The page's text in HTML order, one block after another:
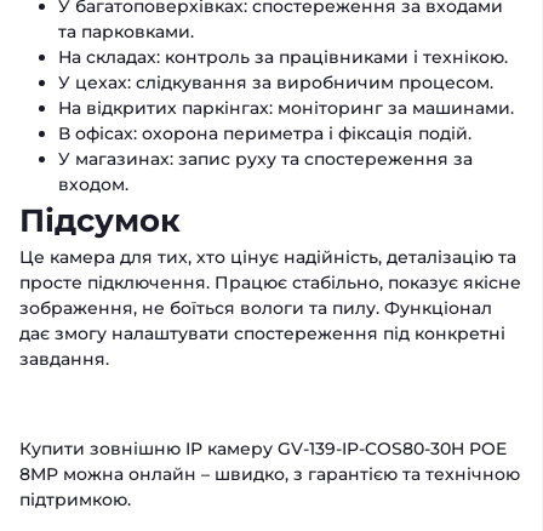
У багатоповерхівках: спостереження за входами
та парковками.
На складах: контроль за працівниками і технікою.
У цехах: слідкування за виробничим процесом.
На відкритих паркінгах: моніторинг за машинами.
В офісах: охорона периметра і фіксація подій.
У магазинах: запис руху та спостереження за
входом.
Підсумок
Це камера для тих, хто цінує надійність, деталізацію та
просте підключення. Працює стабільно, показує якісне
зображення, не боїться вологи та пилу. Функціонал
дає змогу налаштувати спостереження під конкретні
завдання.
Купити зовнішню IP камеру GV-139-IP-COS80-30H POE
8MP можна онлайн – швидко, з гарантією та технічною
підтримкою.